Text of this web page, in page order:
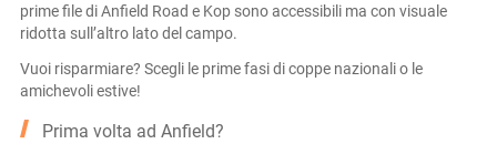
prime file di Anfield Road e Kop sono accessibili ma con visuale
ridotta sull’altro lato del campo.
Vuoi risparmiare? Scegli le prime fasi di coppe nazionali o le
amichevoli estive!
Prima volta ad Anfield?